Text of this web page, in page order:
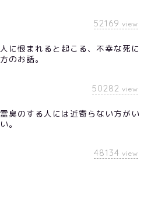
52169 view
人に恨まれると起こる、不幸な死に
方のお話。
50282 view
霊臭のする人には近寄らない方がい
い。
48134 view